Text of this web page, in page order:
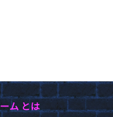
ム とは